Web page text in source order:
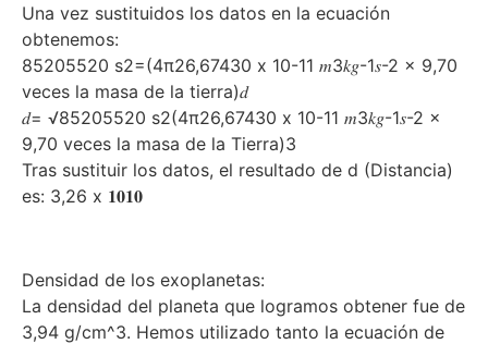
Una vez sustituidos los datos en la ecuación
obtenemos:
85205520 s2=(4π26,67430 x 10-11 𝑚3𝑘𝑔-1𝑠-2 x 9,70
veces la masa de la tierra)𝑑
𝑑= √85205520 s2(4π26,67430 x 10-11 𝑚3𝑘𝑔-1𝑠-2 x
9,70 veces la masa de la Tierra)3
Tras sustituir los datos, el resultado de d (Distancia)
es: 3,26 x 𝟏𝟎𝟏𝟎
Densidad de los exoplanetas:
La densidad del planeta que logramos obtener fue de
3,94 g/cm^3. Hemos utilizado tanto la ecuación de